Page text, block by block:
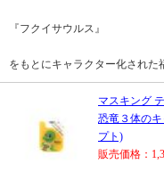
『フクイサウルス』
をもとにキャラクター化された
マスキング
恐竜３体の
プト)
販売価格：